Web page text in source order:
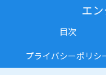
エ
目次
プライバシーポリシ